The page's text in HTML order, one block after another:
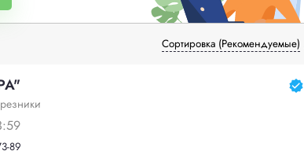
Сортировка (Рекомендуемые)
89